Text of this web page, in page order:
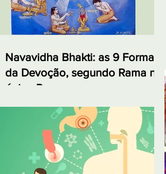
Navavidha Bhakti: as 9 Formas
da Devoção, segundo Rama no
épico Ramayana